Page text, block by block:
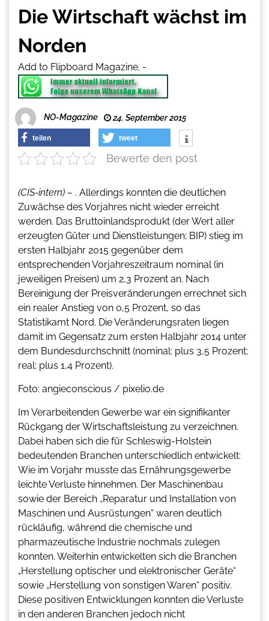
Die Wirtschaft wächst im
Norden
Add to Flipboard Magazine. -
NO-Magazine 24. September 2015
teilen tweet
Bewerte den post
(CIS-intern) – . Allerdings konnten die deutlichen
Zuwächse des Vorjahres nicht wieder erreicht
werden. Das Bruttoinlandsprodukt (der Wert aller
erzeugten Güter und Dienstleistungen; BIP) stieg im
ersten Halbjahr 2015 gegenüber dem
entsprechenden Vorjahreszeitraum nominal (in
jeweiligen Preisen) um 2,3 Prozent an. Nach
Bereinigung der Preisveränderungen errechnet sich
ein realer Anstieg von 0,5 Prozent, so das
Statistikamt Nord. Die Veränderungsraten liegen
damit im Gegensatz zum ersten Halbjahr 2014 unter
dem Bundesdurchschnitt (nominal: plus 3,5 Prozent;
real: plus 1,4 Prozent).
Foto: angieconscious / pixelio.de
Im Verarbeitenden Gewerbe war ein signifikanter
Rückgang der Wirtschaftsleistung zu verzeichnen.
Dabei haben sich die für Schleswig-Holstein
bedeutenden Branchen unterschiedlich entwickelt:
Wie im Vorjahr musste das Ernährungsgewerbe
leichte Verluste hinnehmen. Der Maschinenbau
sowie der Bereich „Reparatur und Installation von
Maschinen und Ausrüstungen“ waren deutlich
rückläufig, während die chemische und
pharmazeutische Industrie nochmals zulegen
konnten. Weiterhin entwickelten sich die Branchen
„Herstellung optischer und elektronischer Geräte“
sowie „Herstellung von sonstigen Waren“ positiv.
Diese positiven Entwicklungen konnten die Verluste
in den anderen Branchen jedoch nicht